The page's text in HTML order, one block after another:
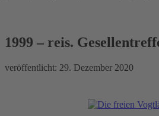
a.d.Günz
1999 – reis.
veröffentlicht: 29. Dezember 2020